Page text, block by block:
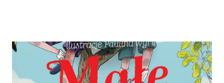
przebłysków, zmęczenia, chwile, w których odzywa się
pragnienie zmiany, ale ... To tylko chwile. Dla Kaarlo taką
chwilą było potrącenie zająca. Wracał z kolegą z wyjazdu